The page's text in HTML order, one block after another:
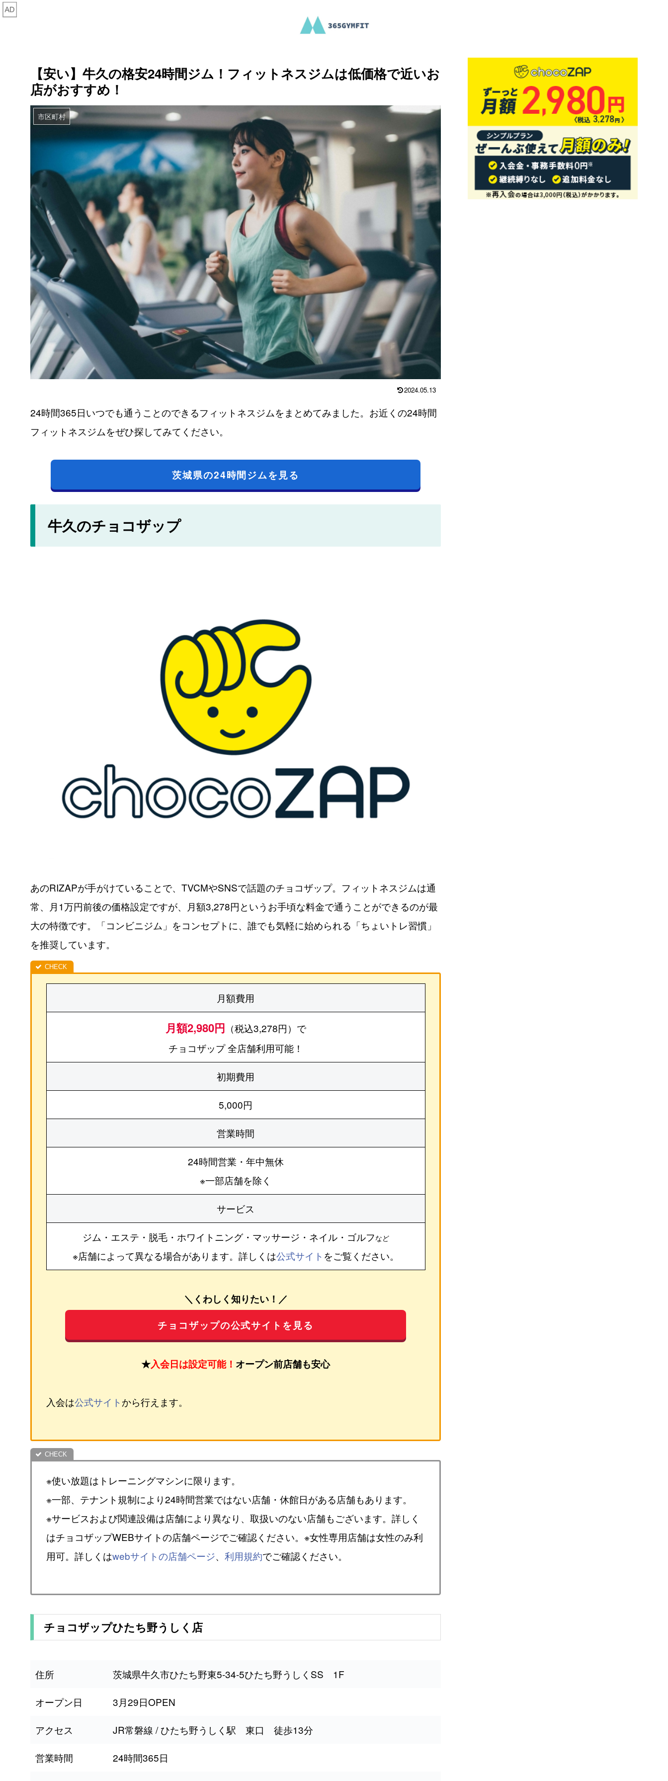
【安い】牛久の格安24時間ジム！フィットネスジムは低価格で近いお
店がおすすめ！
市区町村
2024.05.13
24時間365日いつでも通うことのできるフィットネスジムをまとめてみました。お近くの24時間
フィットネスジムをぜひ探してみてください。
茨城県の24時間ジムを見る
牛久のチョコザップ
あのRIZAPが手がけていることで、TVCMやSNSで話題のチョコザップ。フィットネスジムは通
常、月1万円前後の価格設定ですが、月額3,278円というお手頃な料金で通うことができるのが最
大の特徴です。「コンビニジム」をコンセプトに、誰でも気軽に始められる「ちょいトレ習慣」
を推奨しています。
月額費用
月額2,980円 （税込3,278円）で
チョコザップ 全店舗利用可能！
初期費用
5,000円
営業時間
24時間営業・年中無休
※一部店舗を除く
サービス
ジム・エステ・脱毛・ホワイトニング・マッサージ・ネイル・ゴルフなど
※店舗によって異なる場合があります。詳しくは公式サイト をご覧ください。
＼くわしく知りたい！／
チョコザップの公式サイトを見る
★入会日は設定可能！ オープン前店舗も安心
入会は公式サイトから行えます。
※使い放題はトレーニングマシンに限ります。
※一部、テナント規制により24時間営業ではない店舗・休館日がある店舗もあります。
※サービスおよび関連設備は店舗により異なり、取扱いのない店舗もございます。詳しく
はチョコザップWEBサイトの店舗ページでご確認ください。※女性専用店舗は女性のみ利
用可。詳しくはwebサイトの店舗ページ、 利用規約でご確認ください。
チョコザップひたち野うしく店
住所 茨城県牛久市ひたち野東5-34-5ひたち野うしくSS 1F
オープン日 3月29日OPEN
アクセス JR常磐線 / ひたち野うしく駅 東口 徒歩13分
営業時間 24時間365日